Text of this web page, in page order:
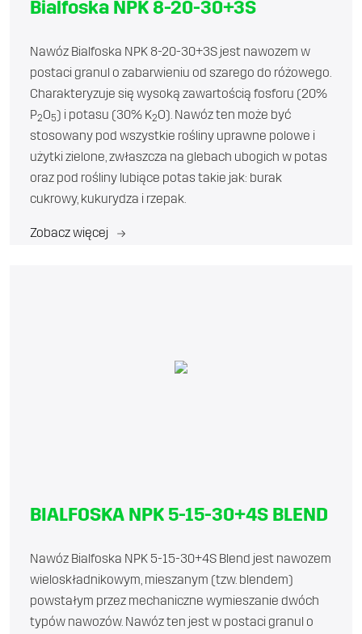
Bialfoska NPK 8-20-30+3S
Nawóz Bialfoska NPK 8-20-30+3S jest nawozem w
postaci granul o zabarwieniu od szarego do różowego.
Charakteryzuje się wysoką zawartością fosforu (20%
P2O5) i potasu (30% K2O). Nawóz ten może być
stosowany pod wszystkie rośliny uprawne polowe i
użytki zielone, zwłaszcza na glebach ubogich w potas
oraz pod rośliny lubiące potas takie jak: burak
cukrowy, kukurydza i rzepak.
Zobacz więcej
BIALFOSKA NPK 5-15-30+4S BLEND
Nawóz Bialfoska NPK 5-15-30+4S Blend jest nawozem
wieloskładnikowym, mieszanym (tzw. blendem)
powstałym przez mechaniczne wymieszanie dwóch
typów nawozów. Nawóz ten jest w postaci granul o